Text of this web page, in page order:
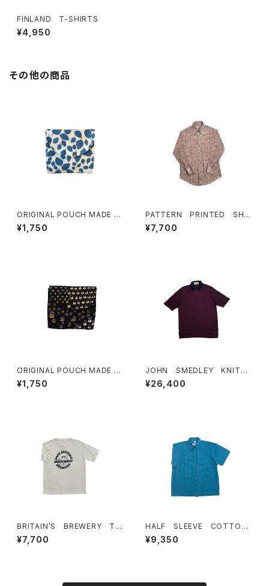
FINLAND T-SHIRTS
¥4,950
その他の商品
ORIGINAL POUCH MADE F
ROM FINNISH FABRIC(LEAV
ES)
¥1,750
PATTERN PRINTED SHIR
TS
¥7,700
ORIGINAL POUCH MADE F
ROM FINNISH FABRIC(FLO
WER)
¥1,750
JOHN SMEDLEY KNIT
POLO SHIRTS
¥26,400
BRITAIN’S BREWERY T-
SHIRTS
¥7,700
HALF SLEEVE COTTON
SHIRTS
¥9,350